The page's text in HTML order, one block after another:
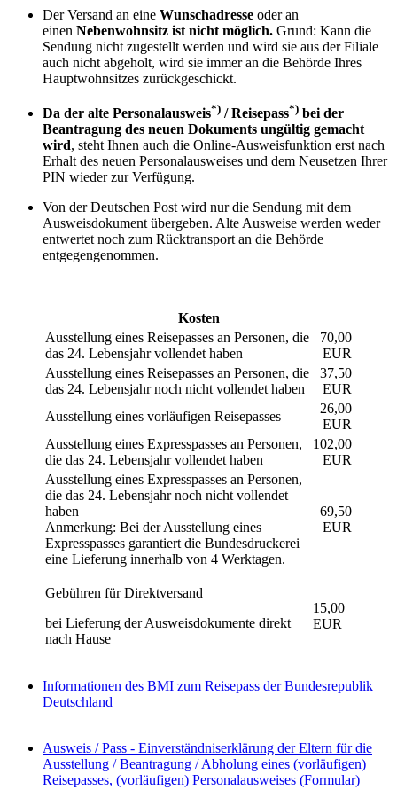
Der Versand an eine Wunschadresse oder an
einen Nebenwohnsitz ist nicht möglich. Grund: Kann die
Sendung nicht zugestellt werden und wird sie aus der Filiale
auch nicht abgeholt, wird sie immer an die Behörde Ihres
Hauptwohnsitzes zurückgeschickt.
Da der alte Personalausweis*) / Reisepass*) bei der
Beantragung des neuen Dokuments ungültig gemacht
wird, steht Ihnen auch die Online-Ausweisfunktion erst nach
Erhalt des neuen Personalausweises und dem Neusetzen Ihrer
PIN wieder zur Verfügung.
Von der Deutschen Post wird nur die Sendung mit dem
Ausweisdokument übergeben. Alte Ausweise werden weder
entwertet noch zum Rücktransport an die Behörde
entgegengenommen.
Kosten
Ausstellung eines Reisepasses an Personen, die
das 24. Lebensjahr vollendet haben
70,00
EUR
Ausstellung eines Reisepasses an Personen, die
das 24. Lebensjahr noch nicht vollendet haben
37,50
EUR
Ausstellung eines vorläufigen Reisepasses
26,00
EUR
Ausstellung eines Expresspasses an Personen,
die das 24. Lebensjahr vollendet haben
102,00
EUR
Ausstellung eines Expresspasses an Personen,
die das 24. Lebensjahr noch nicht vollendet
haben
Anmerkung: Bei der Ausstellung eines
Expresspasses garantiert die Bundesdruckerei
eine Lieferung innerhalb von 4 Werktagen.
69,50
EUR
Gebühren für Direktversand
bei Lieferung der Ausweisdokumente direkt
nach Hause
15,00
EUR
Informationen des BMI zum Reisepass der Bundesrepublik
Deutschland
Ausweis / Pass - Einverständniserklärung der Eltern für die
Ausstellung / Beantragung / Abholung eines (vorläufigen)
Reisepasses, (vorläufigen) Personalausweises (Formular)